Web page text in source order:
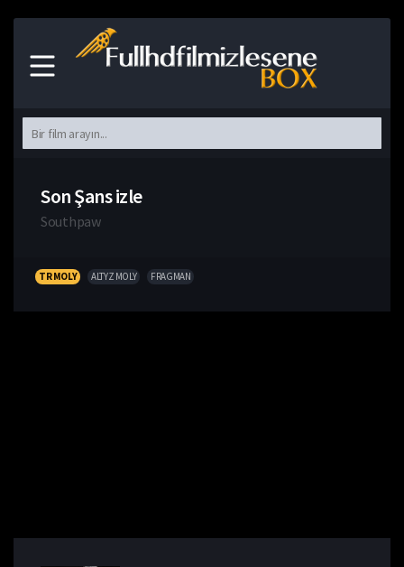
Son Şans izle
Southpaw
TR MOLY ALTYZ MOLY FRAGMAN